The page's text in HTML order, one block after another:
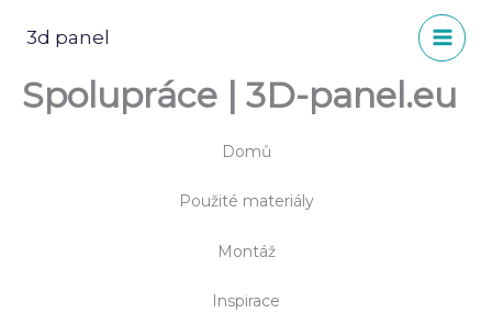
3d panel
Spolupráce | 3D-panel.eu
Domů
Použité materiály
Montáž
Inspirace